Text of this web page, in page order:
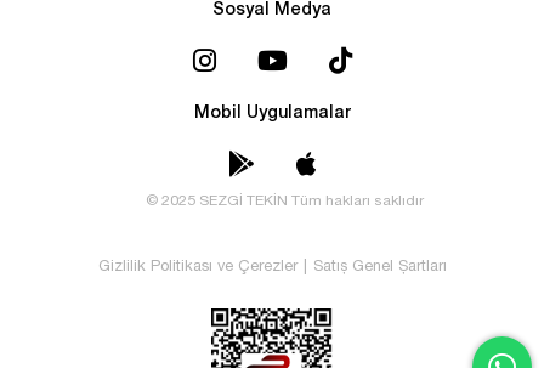
Sosyal Medya
Mobil Uygulamalar
© 2025 SEZGİ TEKİN Tüm hakları saklıdır
Gizlilik Politikası ve Çerezler Satış Genel Şartları